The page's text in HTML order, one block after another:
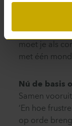
klein
moet je als
met één mond
Nú de basis
Samen
‘En hoe
op orde